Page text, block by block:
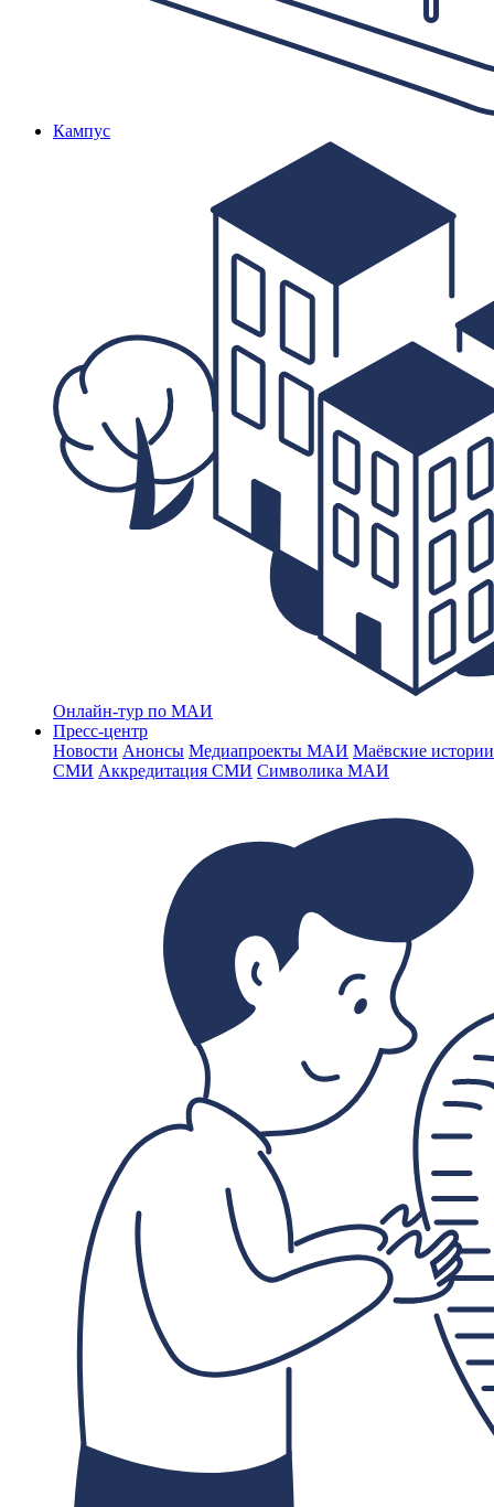
Кампус
Онлайн-тур по МАИ
Пресс-центр
Новости Анонсы Медиапроекты МАИ Маёвские
СМИ Аккредитация СМИ Символика МАИ